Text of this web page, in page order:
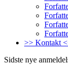
>> Kontakt
Sidste nye